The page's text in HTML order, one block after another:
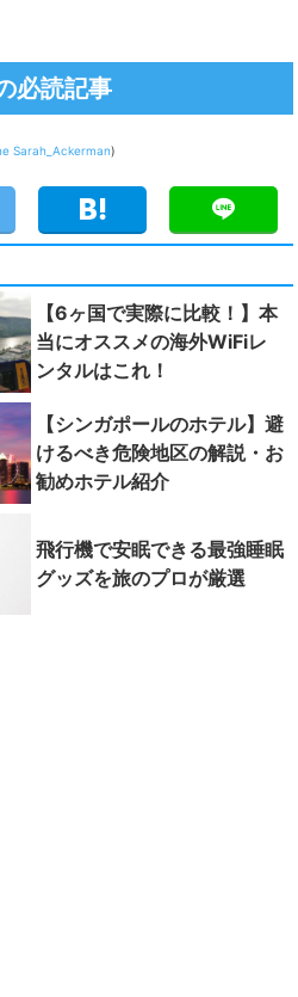
必読記事
Sarah_Ackerman)
【6ヶ国で実際に比較！】本
当にオススメの海外WiFiレ
ンタルはこれ！
【シンガポールのホテル】避
けるべき危険地区の解説・お
勧めホテル紹介
飛行機で安眠できる最強睡眠
グッズを旅のプロが厳選